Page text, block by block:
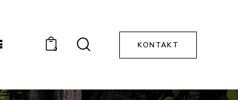
0 KONTAKT